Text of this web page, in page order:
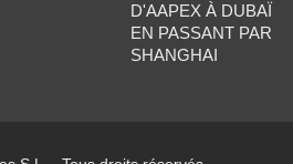
D'AAPEX À DUBAÏ
EN PASSANT PAR
SHANGHAI